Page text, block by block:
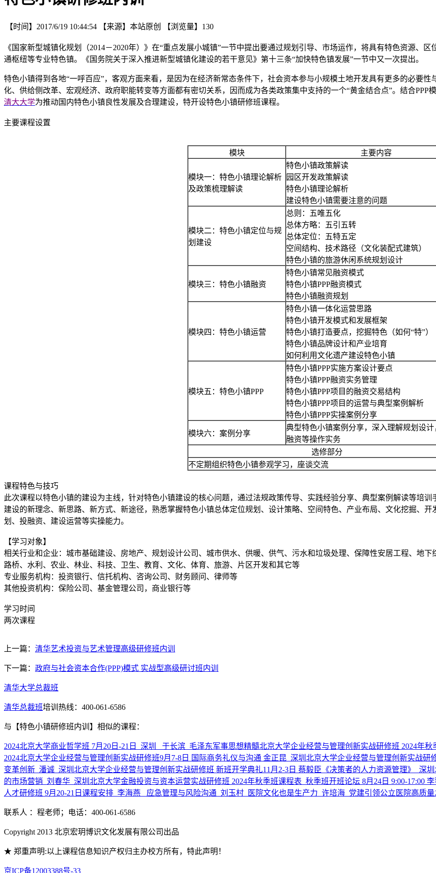
【时间】 2017/6/19 10:44:54 【来源】 本站原创 【浏览量】 130
《国家新型城镇化规划（2014－2020年）》在“重点发展小城镇”一节中提出要通过规划引导、市场运作，将具有特色资源、
通枢纽等专业特色镇。《国务院关于深入推进新型城镇化建设的若干意见》第十三条“加快特色镇发展”一节中又一次提出。
特色小镇得到各地“一呼百应”，客观方面来看，是因为在经济新常态条件下，社会资本参与小规模土地开发具有更多的必要
化、供给侧改革、宏观经济、政府职能转变等方面都有密切关系，因而成为各类政策集中支持的一个“黄金结合点”。结合PPP
清大大学为推动国内特色小镇良性发展及合理建设，特开设特色小镇研修班课程。
主要课程设置
模块 主要内容
模块一：特色小镇理论解析
及政策梳理解读
特色小镇政策解读
园区开发政策解读
特色小镇理论解析
建设特色小镇需要注意的问题
模块二：特色小镇定位与规
划建设
总则：五唯五化
总体方略：五引五转
总体定位：五特五定
空间结构、技术路径（文化装配式建筑）
特色小镇的旅游休闲系统规划设计
模块三：特色小镇融资
特色小镇常见融资模式
特色小镇PPP融资模式
特色小镇融资规划
模块四：特色小镇运营
特色小镇一体化运营思路
特色小镇开发模式和发展框架
特色小镇打造要点，挖掘特色（如何“特”）
特色小镇品牌设计和产业培育
如何利用文化遗产建设特色小镇
模块五：特色小镇PPP
特色小镇PPP实施方案设计要点
特色小镇PPP融资实务管理
特色小镇PPP项目的融资交易结构
特色小镇PPP项目的运营与典型案例解析
特色小镇PPP实操案例分享
模块六：案例分享
典型特色小镇案例分享，深入理解规划设计
融资等操作实务
选修部分
不定期组织特色小镇参观学习，座谈交流
课程特色与技巧
此次课程以特色小镇的建设为主线，针对特色小镇建设的核心问题，通过法规政策传导、实践经验分享、典型案例解读等培
建设的新理念、新思路、新方式、新途径，熟悉掌握特色小镇总体定位规划、设计策略、空间特色、产业布局、文化挖掘、
划、投融资、建设运营等实操能力。
【学习对象】
相关行业和企业：城市基础建设、房地产、规划设计公司、城市供水、供暖、供气、污水和垃圾处理、保障性安居工程、地
路桥、水利、农业、林业、科技、卫生、教育、文化、体育、旅游、片区开发和其它等
专业服务机构：投资银行、信托机构、咨询公司、财务顾问、律师等
其他投资机构：保险公司、基金管理公司，商业银行等
学习时间
两次课程
上一篇： 清华艺术投资与艺术管理高级研修班内训
下一篇： 政府与社会资本合作(PPP)模式 实战型高级研讨班内训
清华大学总裁班
清华总裁班培训热线：400-061-6586
与 【特色小镇研修班内训】 相似的课程：
2024北京大学商业哲学班 7月20日-21日_深圳_ 于长滨_毛泽东军事思想精髓北京大学企业经营与管理创新实战研修班 2024年
2024北京大学企业经营与管理创新实战研修班9月7-8日 国际商务礼仪与沟通 金正昆_深圳 北京大学企业经营与管理创新实战研
变革创新_潘诚_深圳 北京大学企业经营与管理创新实战研修班 新班开学典礼11月2-3日 蔡毅臣《决策者的人力资源管理》_深圳
的市场营销_刘春华_深圳 北京大学金融投资与资本运营实战研修班 2024年秋季班课程表_秋季班开班论坛 8月24日 9:00-17:00
人才研修班 9月20-21日课程安排_李海燕_ 应急管理与风险沟通_刘玉村_医院文化也是生产力_许培海_党建引领公立医院高质
联系人 ：程老师；电话：400-061-6586
Copyright 2013 北京宏玥博识文化发展有限公司出品
★ 郑重声明:以上课程信息知识产权归主办校方所有，特此声明！
京ICP备12003388号-33